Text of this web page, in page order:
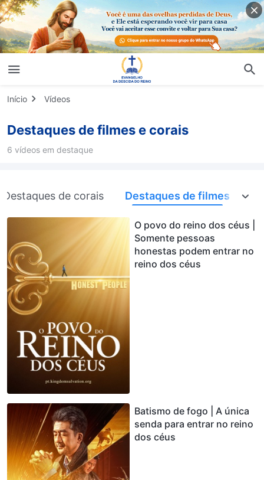
Início Vídeos
Destaques de filmes e corais
6 vídeos em destaque
Destaques de corais Destaques de filmes
O povo do reino dos céus |
Somente pessoas
honestas podem entrar no
reino dos céus
Batismo de fogo | A única
senda para entrar no reino
dos céus